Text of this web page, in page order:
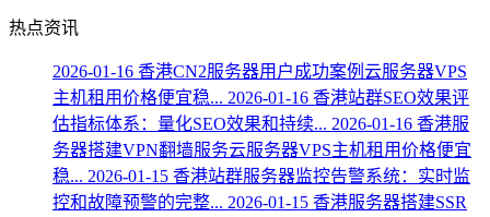
热点资讯
2026-01-16 香港CN2服务器用户成功案例云服务器VPS
主机租用价格便宜稳... 2026-01-16 香港站群SEO效果评
估指标体系：量化SEO效果和持续... 2026-01-16 香港服
务器搭建VPN翻墙服务云服务器VPS主机租用价格便宜
稳... 2026-01-15 香港站群服务器监控告警系统：实时监
控和故障预警的完整... 2026-01-15 香港服务器搭建SSR